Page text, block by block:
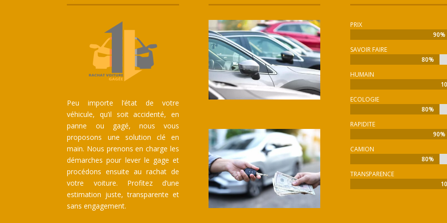
Peu importe l’état de votre
véhicule, qu’il soit accidenté, en
panne ou gagé, nous vous
proposons une solution clé en
main. Nous prenons en charge les
démarches pour lever le gage et
procédons ensuite au rachat de
votre voiture. Profitez d’une
estimation juste, transparente et
sans engagement.
PRIX
90%
90%
SAVOIR FAIRE
80%
80%
HUMAIN
ECOLOGIE
80%
80%
RAPIDITE
90%
90%
CAMION
80%
80%
TRANSPARENCE